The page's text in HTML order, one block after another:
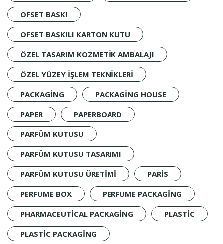
OFSET BASKI
OFSET BASKILI KARTON KUTU
ÖZEL TASARIM KOZMETIK AMBALAJI
ÖZEL YÜZEY IŞLEM TEKNIKLERI
PACKAGING
PACKAGING HOUSE
PAPER
PAPERBOARD
PARFÜM KUTUSU
PARFÜM KUTUSU TASARIMI
PARFÜM KUTUSU ÜRETIMI
PARIS
PERFUME BOX
PERFUME PACKAGING
PHARMACEUTICAL PACKAGING
PLASTIC
PLASTIC PACKAGING